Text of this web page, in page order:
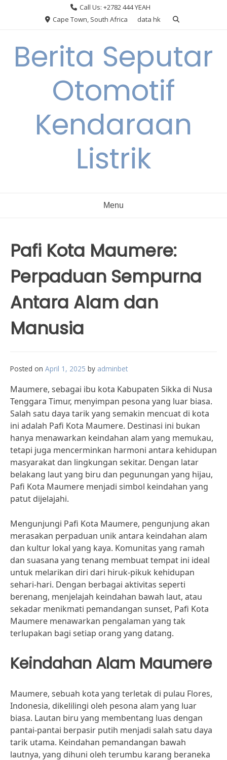
Call Us: +2782 444 YEAH
Cape Town, South Africa
data hk
Berita Seputar
Otomotif
Kendaraan
Listrik
Menu
Pafi Kota Maumere:
Perpaduan Sempurna
Antara Alam dan
Manusia
Posted on April 1, 2025 by adminbet
Maumere, sebagai ibu kota Kabupaten Sikka di Nusa
Tenggara Timur, menyimpan pesona yang luar biasa.
Salah satu daya tarik yang semakin mencuat di kota
ini adalah Pafi Kota Maumere. Destinasi ini bukan
hanya menawarkan keindahan alam yang memukau,
tetapi juga mencerminkan harmoni antara kehidupan
masyarakat dan lingkungan sekitar. Dengan latar
belakang laut yang biru dan pegunungan yang hijau,
Pafi Kota Maumere menjadi simbol keindahan yang
patut dijelajahi.
Mengunjungi Pafi Kota Maumere, pengunjung akan
merasakan perpaduan unik antara keindahan alam
dan kultur lokal yang kaya. Komunitas yang ramah
dan suasana yang tenang membuat tempat ini ideal
untuk melarikan diri dari hiruk-pikuk kehidupan
sehari-hari. Dengan berbagai aktivitas seperti
berenang, menjelajah keindahan bawah laut, atau
sekadar menikmati pemandangan sunset, Pafi Kota
Maumere menawarkan pengalaman yang tak
terlupakan bagi setiap orang yang datang.
Keindahan Alam Maumere
Maumere, sebuah kota yang terletak di pulau Flores,
Indonesia, dikelilingi oleh pesona alam yang luar
biasa. Lautan biru yang membentang luas dengan
pantai-pantai berpasir putih menjadi salah satu daya
tarik utama. Keindahan pemandangan bawah
lautnya, yang dihuni oleh terumbu karang beraneka